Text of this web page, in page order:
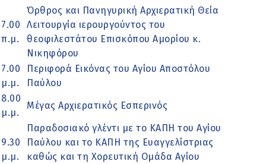
7.00
π.μ.
Όρθρος και Πανηγυρική Αρχιερατική Θεία
Λειτουργία ιερουργούντος του
θεοφιλεστάτου Επισκόπου Αμορίου κ.
Νικηφόρου
7.00
μ.μ.
Περιφορά Εικόνας του Αγίου Αποστόλου
Παύλου
8.00
μ.μ.
Μέγας Αρχιερατικός Εσπερινός
9.30
μ.μ.
Παραδοσιακό γλέντι με το ΚΑΠΗ του Αγίου
Παύλου και το ΚΑΠΗ της Ευαγγελίστριας
καθώς και τη Χορευτική Ομάδα Αγίου